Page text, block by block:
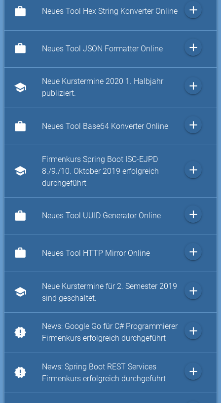
work Neues Tool Hex String Konverter Online add
work Neues Tool JSON Formatter Online add
school
Neue Kurstermine 2020 1. Halbjahr
publiziert.
add
work Neues Tool Base64 Konverter Online add
school
Firmenkurs Spring Boot ISC-EJPD
8./9./10. Oktober 2019 erfolgreich
durchgeführt
add
work Neues Tool UUID Generator Online add
work Neues Tool HTTP Mirror Online add
school
Neue Kurstermine für 2. Semester 2019
sind geschaltet.
add
new_releases
News: Google Go für C# Programmierer
Firmenkurs erfolgreich durchgeführt
add
new_releases
News: Spring Boot REST Services
Firmenkurs erfolgreich durchgeführt
add